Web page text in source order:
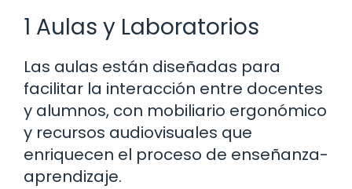
1 Aulas y Laboratorios
Las aulas están diseñadas para
facilitar la interacción entre docentes
y alumnos, con mobiliario ergonómico
y recursos audiovisuales que
enriquecen el proceso de enseñanza-
aprendizaje.